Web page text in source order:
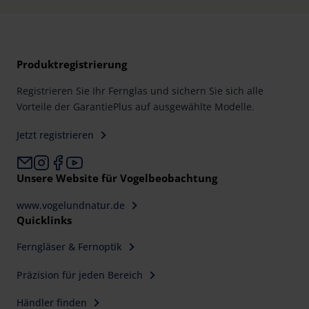
Produktregistrierung
Registrieren Sie Ihr Fernglas und sichern Sie sich alle
Vorteile der GarantiePlus auf ausgewählte Modelle.
Jetzt registrieren
Unsere Website für Vogelbeobachtung
www.vogelundnatur.de
Quicklinks
Ferngläser & Fernoptik
Präzision für jeden Bereich
Händler finden